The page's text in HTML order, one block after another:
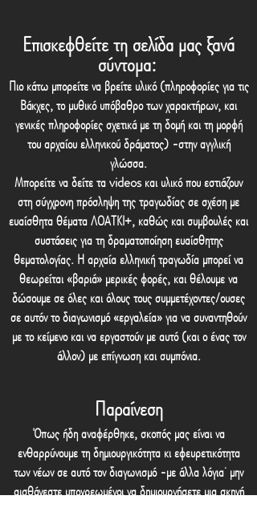
Επισκεφθείτε τη σελίδα μας ξανά
σύντομα:
Πιο κάτω μπορείτε να βρείτε υλικό (πληροφορίες για τις
Βάκχες, το μυθικό υπόβαθρο των χαρακτήρων, και
γενικές πληροφορίες σχετικά με τη δομή και τη μορφή
του αρχαίου ελληνικού δράματος) -στην αγγλική
γλώσσα.
Μπορείτε να δείτε τα videos και υλικό που εστιάζουν
στη σύγχρονη πρόσληψη της τραγωδίας σε σχέση με
ευαίσθητα θέματα ΛΟΑΤΚΙ+, καθώς και συμβουλές και
συστάσεις για τη δραματοποίηση ευαίσθητης
θεματολογίας. Η αρχαία ελληνική τραγωδία μπορεί να
θεωρείται «βαριά» μερικές φορές, και θέλουμε να
δώσουμε σε όλες και όλους τους συμμετέχοντες/ουσες
σε αυτόν το διαγωνισμό «εργαλεία» για να συναντηθούν
με το κείμενο και να εργαστούν με αυτό (και ο ένας τον
άλλον) με επίγνωση και συμπόνια.
Παραίνεση
Όπως ήδη αναφέρθηκε, σκοπός μας είναι να
ενθαρρύνουμε τη δημιουργικότητα κι εφευρετικότητα
των νέων σε αυτό τον διαγωνισμό -με άλλα λόγια˙ μην
αισθάνεστε υποχρεωμένοι να δημιουργήσετε μια σκηνή